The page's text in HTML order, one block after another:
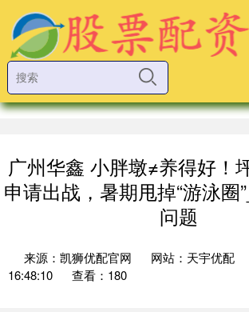
广州华鑫 小胖墩≠养得好！
申请出战，暑期甩掉“游泳圈
问题
来源：凯狮优配官网 网站：天宇优配
16:48:10
查看：180